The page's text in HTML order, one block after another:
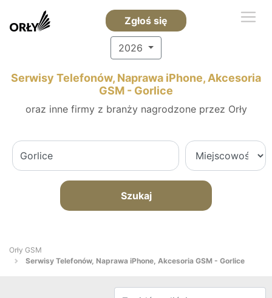
Zgłoś się
2026
Serwisy Telefonów, Naprawa iPhone, Akcesoria
GSM - Gorlice
oraz inne firmy z branży nagrodzone przez Orły
Szukaj
Orły GSM
Serwisy Telefonów, Naprawa iPhone, Akcesoria GSM - Gorlice